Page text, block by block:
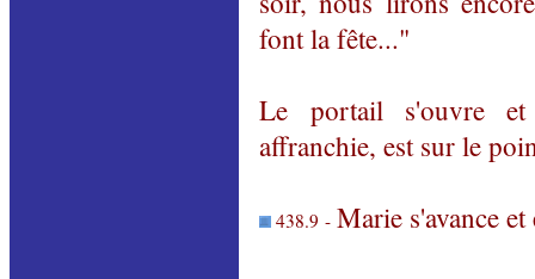
font la fête..."
Le portail s'ouvre et
affranchie, est sur le
438.9 -Marie s'avance